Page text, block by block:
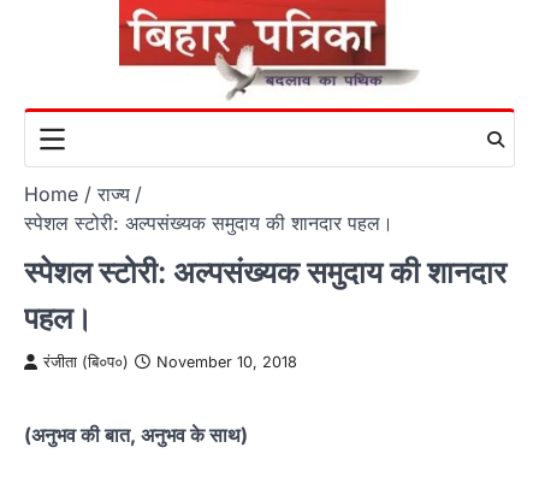
Home
राज्य
स्पेशल स्टोरी: अल्पसंख्यक समुदाय की शानदार पहल।
स्पेशल स्टोरी: अल्पसंख्यक समुदाय की शानदार
पहल।
रंजीता (बि०प०) November 10, 2018
(अनुभव की बात, अनुभव के साथ)